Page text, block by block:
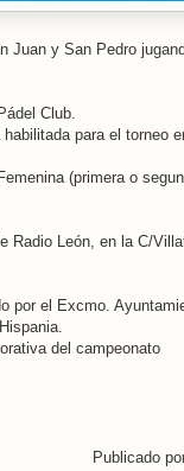
Juan y San Pedro
Club.
para el torneo
(primera o
Radio León, en la C/
por el Excmo.
del campeonato
Publicado